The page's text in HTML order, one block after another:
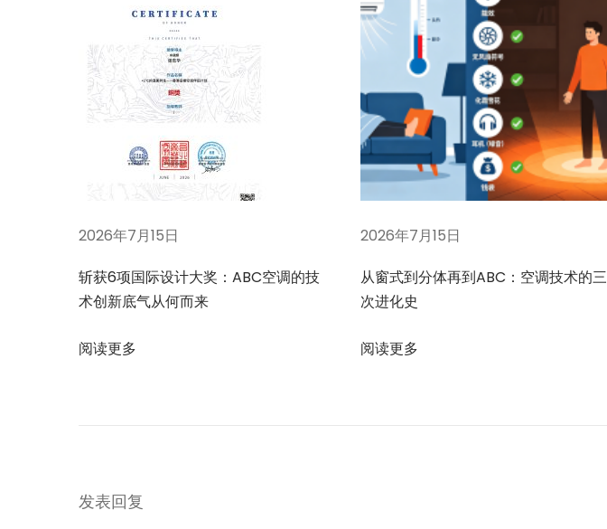
能
对
比
一
篇
文
：
题
0
9
：
的
2026年7月15日
斩获6项国际设计大奖：ABC空调的技
术创新底气从何而来
阅读更多
2026年7月15日
从窗式到分体再到ABC：空调技术的三
次进化史
阅读更多
发表回复